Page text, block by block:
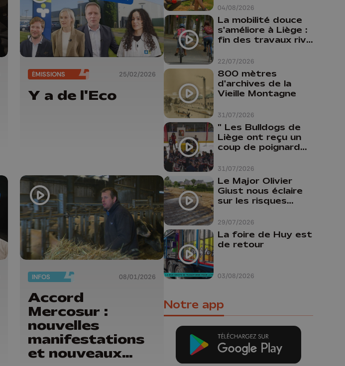
ÉMISSIONS 25/02/2026
Y a de l'Eco
INFOS 08/01/2026
Accord
Mercosur :
nouvelles
manifestations
et nouveaux
04/08/2026
comme prof que
comme
pharmacienne"
22/07/2026
La mobilité douce
s'améliore à Liège :
fin des travaux rive
cyclo-piétonnes
Avroy et
Guillemins...
31/07/2026
800 mètres
d'archives de la
Vieille Montagne
31/07/2026
" Les Bulldogs de
Liège ont reçu un
coup de poignard
29/07/2026
Le Major Olivier
Giust nous éclaire
sur les risques
Belgique : "Un
incendie comme en
Gironde ne pourrait
pas avoir lieu chez
03/08/2026
La foire de Huy est
de retour
Notre app